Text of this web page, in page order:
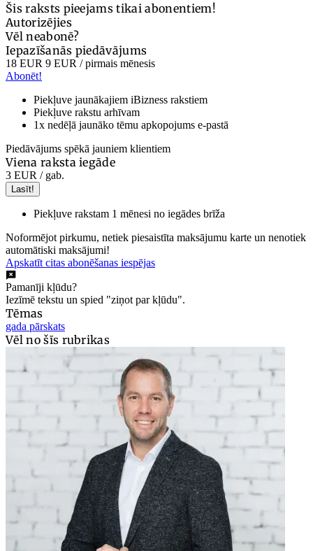
Šis raksts pieejams tikai abonentiem!
Autorizējies
Vēl neabonē?
Iepazīšanās piedāvājums
18 EUR 9 EUR / pirmais mēnesis
Abonēt!
Piekļuve jaunākajiem iBizness rakstiem
Piekļuve rakstu arhīvam
1x nedēļā jaunāko tēmu apkopojums e-pastā
Piedāvājums spēkā jauniem klientiem
Viena raksta iegāde
3 EUR / gab.
Lasīt!
Piekļuve rakstam 1 mēnesi no iegādes brīža
Noformējot pirkumu, netiek piesaistīta maksājumu karte un nenotiek
automātiski maksājumi!
Apskatīt citas abonēšanas iespējas
Pamanīji kļūdu?
Iezīmē tekstu un spied "ziņot par kļūdu".
Tēmas
gada pārskats
Vēl no šīs rubrikas